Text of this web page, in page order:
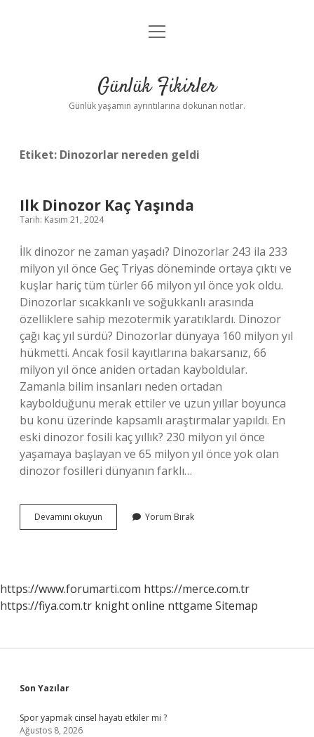
Anasayfa
Yasal Uyarı
menüyü
Günlük Fikirler
Günlük yaşamın ayrıntılarına dokunan notlar.
Etiket: Dinozorlar nereden geldi
Ilk Dinozor Kaç Yaşında
Tarih: Kasım 21, 2024
İlk dinozor ne zaman yaşadı? Dinozorlar 243 ila 233
milyon yıl önce Geç Triyas döneminde ortaya çıktı ve
kuşlar hariç tüm türler 66 milyon yıl önce yok oldu.
Dinozorlar sıcakkanlı ve soğukkanlı arasında
özelliklere sahip mezotermik yaratıklardı. Dinozor
çağı kaç yıl sürdü? Dinozorlar dünyaya 160 milyon yıl
hükmetti. Ancak fosil kayıtlarına bakarsanız, 66
milyon yıl önce aniden ortadan kayboldular.
Zamanla bilim insanları neden ortadan
kaybolduğunu merak ettiler ve uzun yıllar boyunca
bu konu üzerinde kapsamlı araştırmalar yapıldı. En
eski dinozor fosili kaç yıllık? 230 milyon yıl önce
yaşamaya başlayan ve 65 milyon yıl önce yok olan
dinozor fosilleri dünyanın farklı…
Devamını okuyun
Dinozor
Yorum Bırak
https://www.forumarti.com https://merce.com.tr
https://fiya.com.tr knight online nttgame Sitemap
Sidebar
Son Yazılar
Spor yapmak cinsel hayatı etkiler mi ?
Ağustos 8, 2026